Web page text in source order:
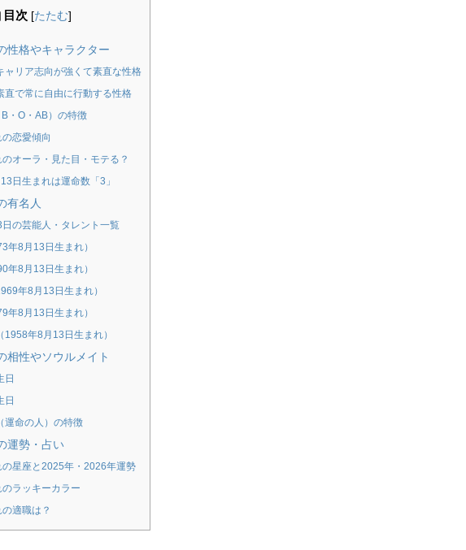
目次 [たたむ]
性格やキャラクター
ャリア志向が強くて素直な性格
直で常に自由に行動する性格
・O・AB）の特徴
恋愛傾向
オーラ・見た目・モテる？
日生まれは運命数「3」
有名人
の芸能人・タレント一覧
年8月13日生まれ）
年8月13日生まれ）
年8月13日生まれ）
年8月13日生まれ）
1958年8月13日生まれ）
相性やソウルメイト
日
日
運命の人）の特徴
運勢・占い
星座と2025年・2026年運勢
ラッキーカラー
適職は？